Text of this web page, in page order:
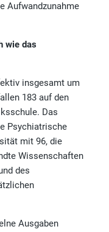
Aufwandzunahme
wie das
insgesamt um
183 auf den
Das
Psychiatrische
mit 96, die
Wissenschaften
des
Ausgaben